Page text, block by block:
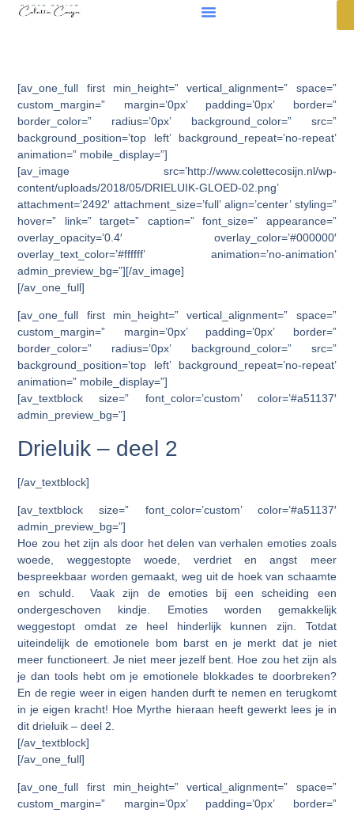
[av_one_full first min_height=” vertical_alignment=” space=”
custom_margin=” margin=’0px’ padding=’0px’ border=”
border_color=” radius=’0px’ background_color=” src=”
background_position=’top left’ background_repeat=’no-repeat’
animation=” mobile_display=”]
[av_image src=’http://www.colettecosijn.nl/wp-
content/uploads/2018/05/DRIELUIK-GLOED-02.png’
attachment=’2492′ attachment_size=’full’ align=’center’ styling=”
hover=” link=” target=” caption=” font_size=” appearance=”
overlay_opacity=’0.4′ overlay_color=’#000000′
overlay_text_color=’#ffffff’ animation=’no-animation’
admin_preview_bg=”][/av_image]
[/av_one_full]
[av_one_full first min_height=” vertical_alignment=” space=”
custom_margin=” margin=’0px’ padding=’0px’ border=”
border_color=” radius=’0px’ background_color=” src=”
background_position=’top left’ background_repeat=’no-repeat’
animation=” mobile_display=”]
[av_textblock size=” font_color=’custom’ color=’#a51137′
admin_preview_bg=”]
Drieluik – deel 2
[/av_textblock]
[av_textblock size=” font_color=’custom’ color=’#a51137′
admin_preview_bg=”]
Hoe zou het zijn als door het delen van verhalen emoties zoals
woede, weggestopte woede, verdriet en angst meer
bespreekbaar worden gemaakt, weg uit de hoek van schaamte
en schuld. Vaak zijn de emoties bij een scheiding een
ondergeschoven kindje. Emoties worden gemakkelijk
weggestopt omdat ze heel hinderlijk kunnen zijn. Totdat
uiteindelijk de emotionele bom barst en je merkt dat je niet
meer functioneert. Je niet meer jezelf bent. Hoe zou het zijn als
je dan tools hebt om je emotionele blokkades te doorbreken?
En de regie weer in eigen handen durft te nemen en terugkomt
in je eigen kracht! Hoe Myrthe hieraan heeft gewerkt lees je in
dit drieluik – deel 2.
[/av_textblock]
[/av_one_full]
[av_one_full first min_height=” vertical_alignment=” space=”
custom_margin=” margin=’0px’ padding=’0px’ border=”